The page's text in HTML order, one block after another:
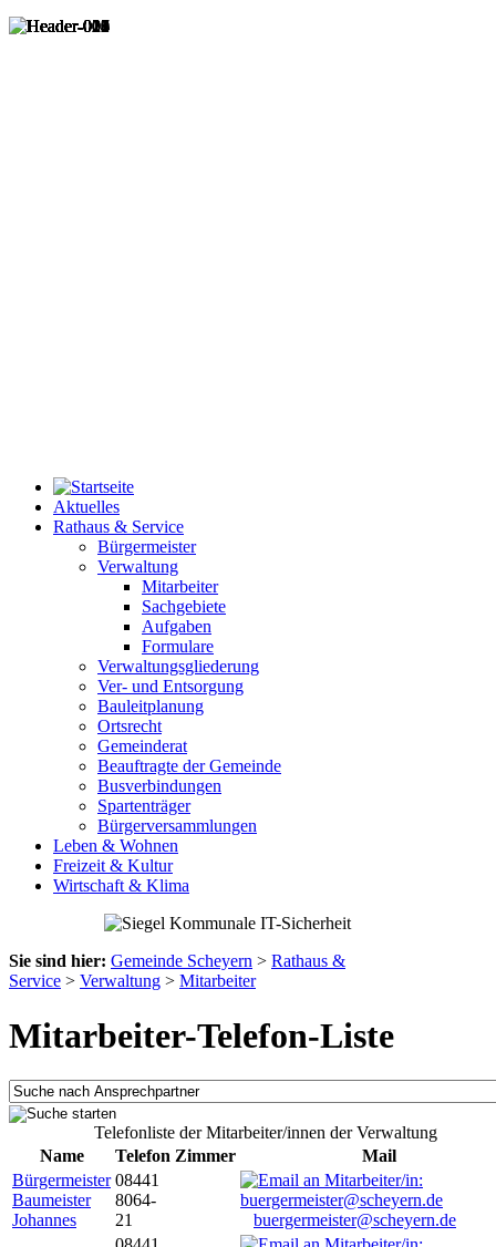
Aktuelles
Rathaus & Service
Bürgermeister
Verwaltung
Mitarbeiter
Sachgebiete
Aufgaben
Formulare
Verwaltungsgliederung
Ver- und Entsorgung
Bauleitplanung
Ortsrecht
Gemeinderat
Beauftragte der Gemeinde
Busverbindungen
Spartenträger
Bürgerversammlungen
Leben & Wohnen
Freizeit & Kultur
Wirtschaft & Klima
Sie sind hier: Gemeinde Scheyern > Rathaus &
Service > Verwaltung > Mitarbeiter
Mitarbeiter-Telefon-Liste
Telefonliste der Mitarbeiter/innen der Verwaltung
Name
Telefon Zimmer
Mail
Bürgermeister
Baumeister
Johannes
08441
8064-
21
buergermeister@scheyern.de